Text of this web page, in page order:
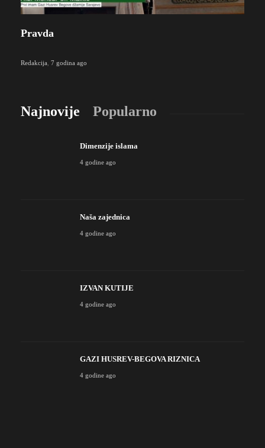
Pravda
Redakcija 7 godina ago
Najnovije Popularno
Dimenzije islama
4 godine ago
Naša zajednica
4 godine ago
IZVAN KUTIJE
4 godine ago
GAZI HUSREV-BEGOVA RIZNICA
4 godine ago